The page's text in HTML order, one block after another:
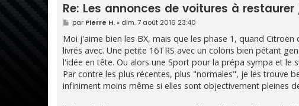
Re: Les annonces de voitures à
M
e
s
s
a
g
e
par Pierre H.» dim. 7 août 2016 23:40
Moi j'aime bien les BX, mais que les phase 1, quand
livrés avec. Une petite 16TRS avec un coloris bien pétant
l'idée en tête. Ou alors une Sport pour la prépa sympa et le
Par contre les plus récentes, plus "normales", je les trouve
infiniment moins même si elles sont objectivement pleines